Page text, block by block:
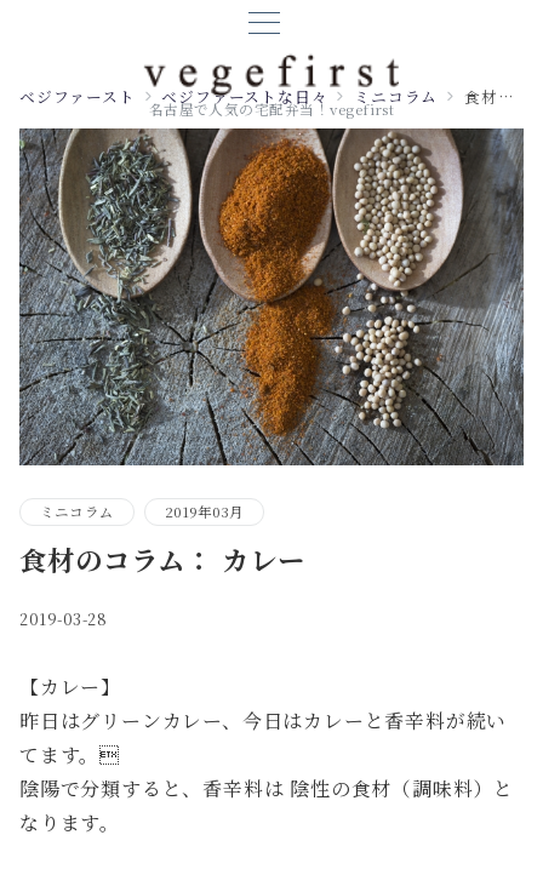
名古屋で人気の宅配弁当！vegefirst
ベジファースト ベジファーストな日々 ミニコラム 食材のコラム： カレー
ミニコラム 2019年03月
食材のコラム： カレー
2019-03-28
【カレー】
昨日はグリーンカレー、今日はカレーと香辛料が続い
てます。
陰陽で分類すると、香辛料は 陰性の食材（調味料）と
なります。